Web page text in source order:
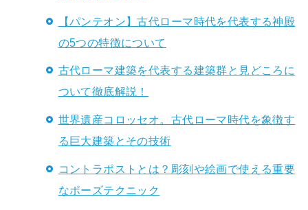
【パンテオン】古代ローマ時代を代表する神殿
の5つの特徴について
古代ローマ建築を代表する建築群と見どころに
ついて徹底解説！
世界遺産コロッセオ。古代ローマ時代を象徴す
る巨大建築とその技術
コントラポストとは？彫刻や絵画で使える重要
なポーズテクニック